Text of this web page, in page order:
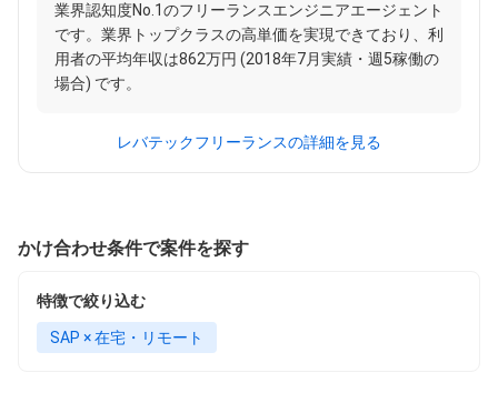
業界認知度No.1のフリーランスエンジニアエージェント
です。業界トップクラスの高単価を実現できており、利
用者の平均年収は862万円 (2018年7月実績・週5稼働の
場合) です。
レバテックフリーランスの詳細を見る
かけ合わせ条件で案件を探す
特徴で絞り込む
SAP × 在宅・リモート